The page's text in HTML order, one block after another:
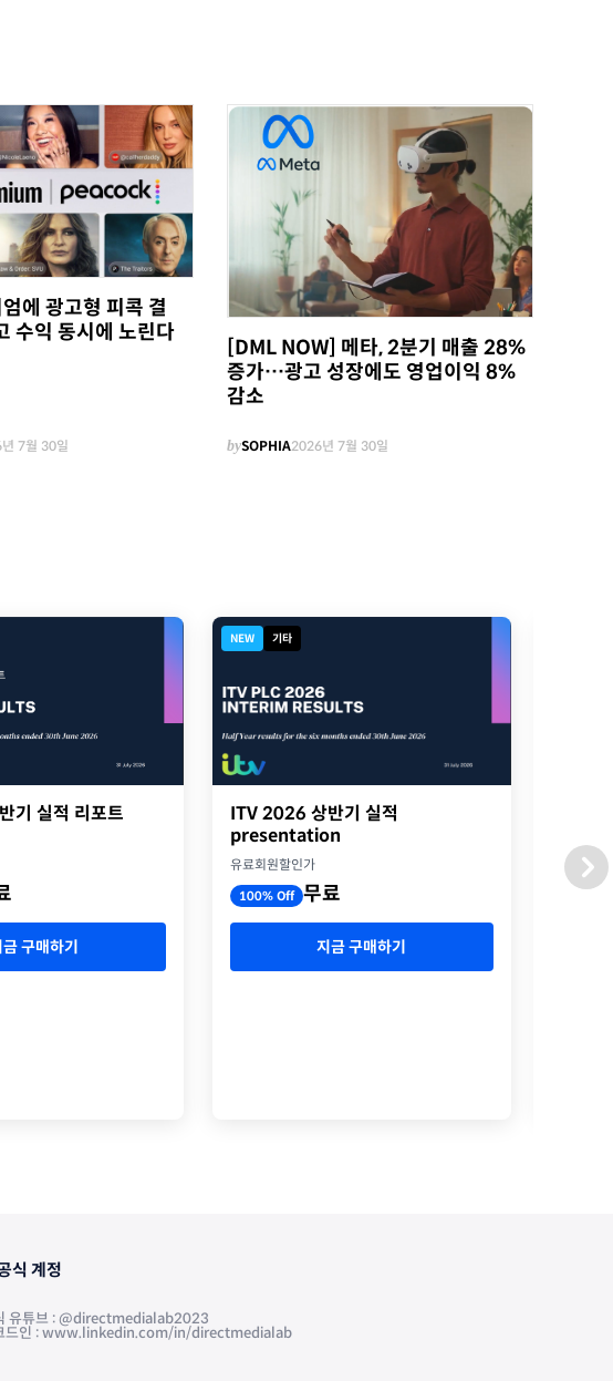
에 광고형 피콕 결
수익 동시에 노린다
7월 30일
[DML NOW] 메타, 2분기 매출 28%
증가…광고 성장에도 영업이익 8%
감소
bySOPHIA2026년 7월 30일
기 실적 리포트
구매하기
NEW 기타
ITV 2026 상반기 실적
presentation
유료회원할인가
100% Off 무료
지금 구매하기
유료회원
식 계정
유튜브 : @directmedialab2023
드인 : www.linkedin.com/in/directmedialab